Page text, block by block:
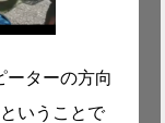
ーターの方向
いうことで